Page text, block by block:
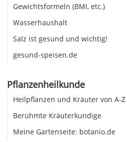
Gewichtsformeln (BMI, etc.)
Wasserhaushalt
Salz ist gesund und wichtig!
gesund-speisen.de
Pflanzenheilkunde
Heilpflanzen und Kräuter von A-Z
Berühmte Kräuterkundige
Meine Gartenseite: botanio.de